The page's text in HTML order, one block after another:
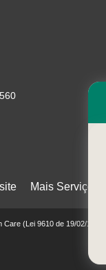
Mais Serviços
(Lei 9610 de 19/02/1998)